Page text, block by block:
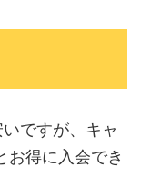
ですが、キャ
お得に入会でき